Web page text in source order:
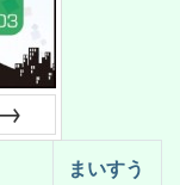
まいすう